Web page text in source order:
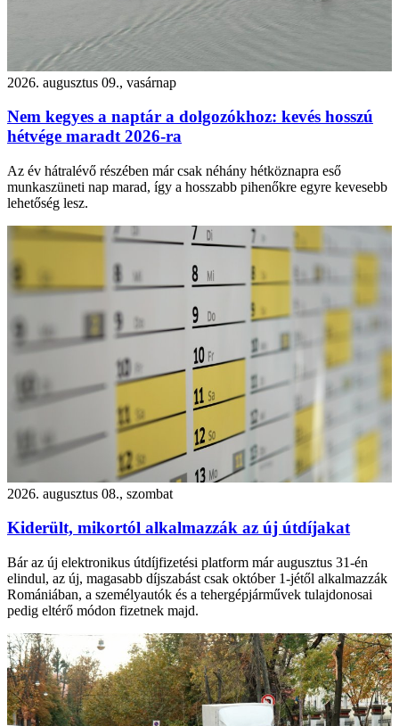
2026. augusztus 09., vasárnap
Nem kegyes a naptár a dolgozókhoz: kevés hosszú
hétvége maradt 2026-ra
Az év hátralévő részében már csak néhány hétköznapra eső
munkaszüneti nap marad, így a hosszabb pihenőkre egyre kevesebb
lehetőség lesz.
2026. augusztus 08., szombat
Kiderült, mikortól alkalmazzák az új útdíjakat
Bár az új elektronikus útdíjfizetési platform már augusztus 31-én
elindul, az új, magasabb díjszabást csak október 1-jétől alkalmazzák
Romániában, a személyautók és a tehergépjárművek tulajdonosai
pedig eltérő módon fizetnek majd.